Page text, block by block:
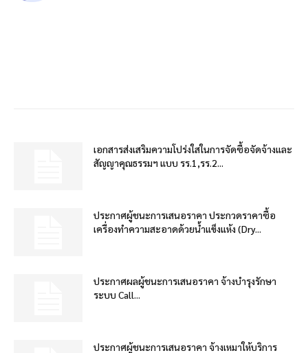
เอกสารส่งเสริมความโปร่งใสในการจัดซื้อจัดจ้างและ
สัญญาคุณธรรมฯ แบบ รร.1,รร.2...
ประกาศผู้ชนะการเสนอราคา ประกวดราคาซื้อ
เครื่องทำความสะอาดด้วยน้ำแข็งแห้ง (Dry...
ประกาศผลผู้ชนะการเสนอราคา จ้างบำรุงรักษา
ระบบ Call...
ประกาศผู้ชนะการเสนอราคา จ้างเหมาให้บริการ